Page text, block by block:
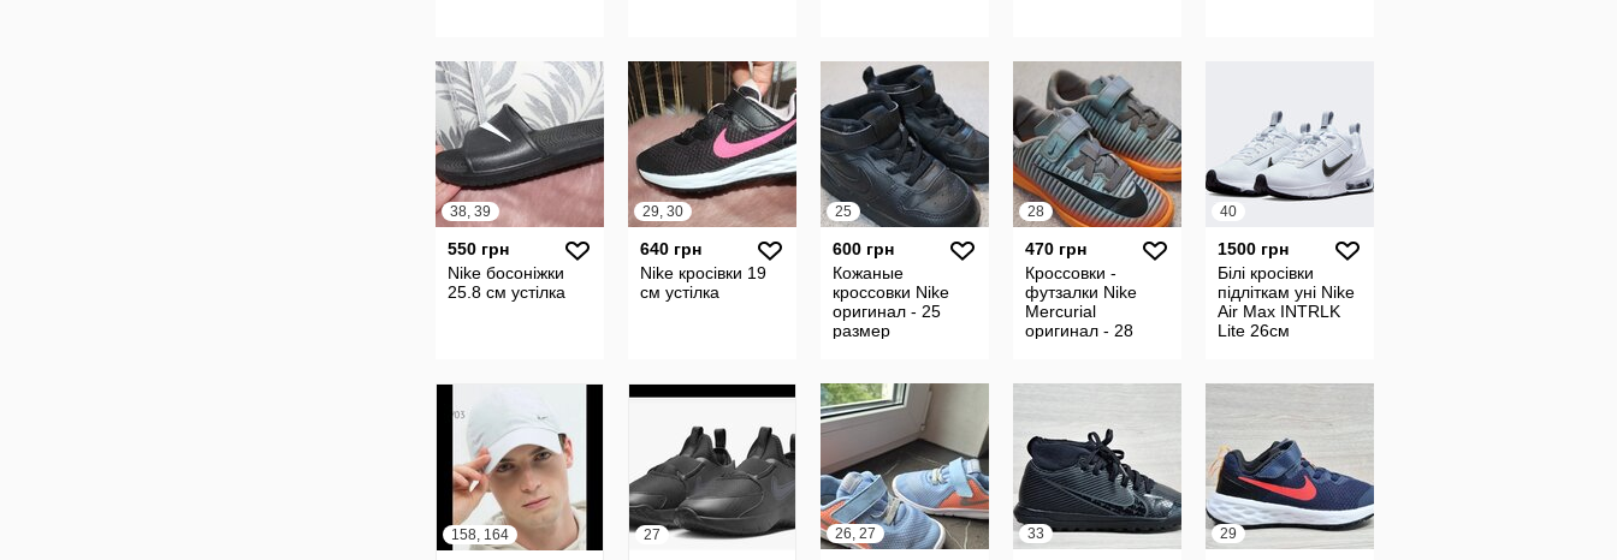
38, 39
550 грн
Nike босоніжки
25.8 см устілка
29, 30
640 грн
Nike кросівки 19
см устілка
25
600 грн
Кожаные
кроссовки Nike
оригинал - 25
размер
28
470 грн
Кроссовки -
футзалки Nike
Mercurial
оригинал - 28
40
1500 грн
Білі кросівки
підліткам уні Nike
Air Max INTRLK
Lite 26см
158, 164 27 26, 27 33 29